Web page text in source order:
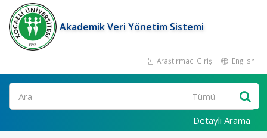
Akademik Veri Yönetim Sistemi
Araştırmacı Girişi English
Ara
Detaylı Arama